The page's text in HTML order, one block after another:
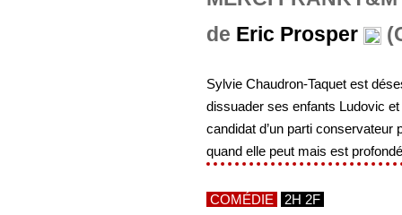
de Eric Prosper
Sylvie Chaudron-Taquet est
dissuader ses enfants Ludovic
candidat d’un parti
quand elle peut mais est
COMÉDIE 2H 2F